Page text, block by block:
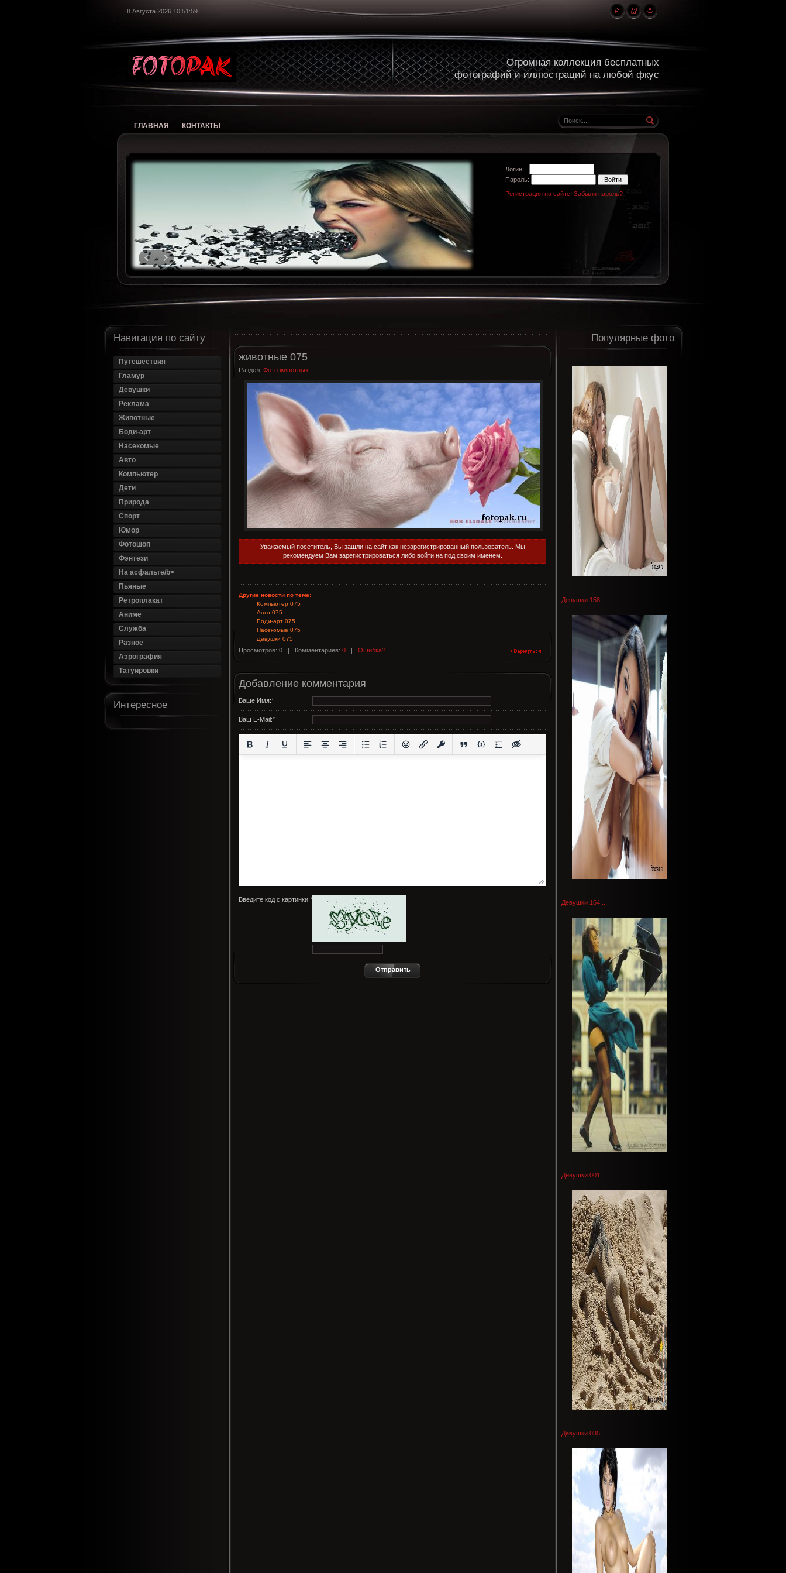
8 Августа 2026 10:52:00
Огромная коллекция бесплатных
фотографий и иллюстраций на любой фкус
ГЛАВНАЯ КОНТАКТЫ
Логин:
Пароль:
Регистрация на сайте! Забыли пароль?
животные 075
Раздел: Фото животных
Уважаемый посетитель, Вы зашли на сайт как незарегистрированный пользователь. Мы
рекомендуем Вам зарегистрироваться либо войти на под своим именем.
Другие новости по теме:
Компьютер 075
Авто 075
Боди-арт 075
Насекомые 075
Девушки 075
Просмотров: 0 | Комментариев: 0 | Ошибка?
Добавление комментария
Ваше Имя:*
Ваш E-Mail:*
Введите код с картинки:*
Популярные фото
Девушки 158...
Девушки 164...
Девушки 001...
Девушки 035...
Навигация по сайту
Путешествия
Гламур
Девушки
Реклама
Животные
Боди-арт
Насекомые
Авто
Компьютер
Дети
Природа
Спорт
Юмор
Фотошоп
Фэнтези
На асфальте/b>
Пьяные
Ретроплакат
Аниме
Служба
Разное
Аэрография
Татуировки
Интересное